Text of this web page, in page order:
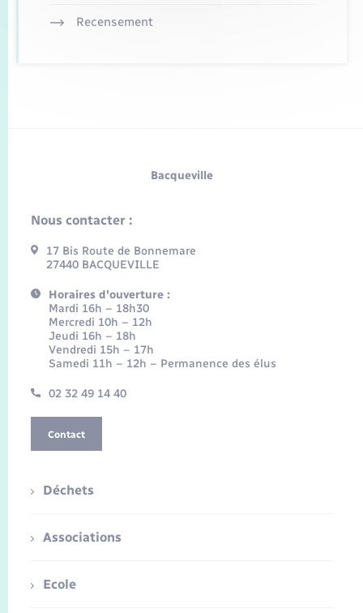
Recensement
Bacqueville
Nous contacter :
17 Bis Route de Bonnemare
27440 BACQUEVILLE
Horaires d'ouverture :
Mardi 16h – 18h30
Mercredi 10h – 12h
Jeudi 16h – 18h
Vendredi 15h – 17h
Samedi 11h – 12h – Permanence des élus
02 32 49 14 40
Contact
Déchets
Associations
Ecole